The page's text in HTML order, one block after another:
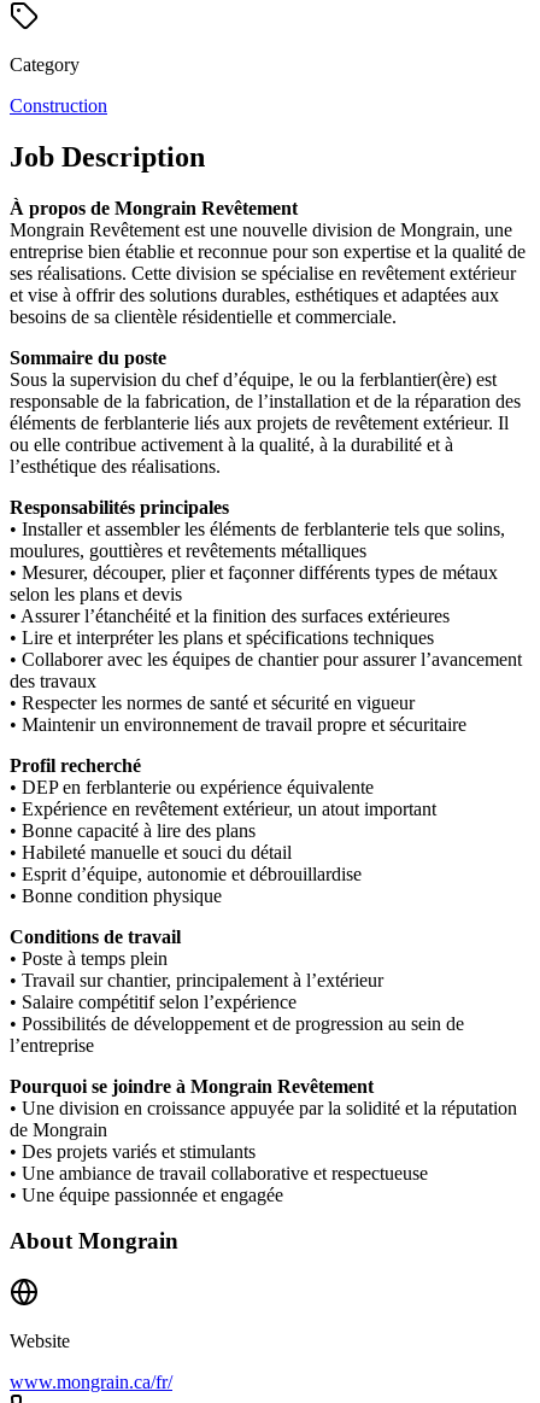
Category
Construction
Job Description
À propos de Mongrain Revêtement
Mongrain Revêtement est une nouvelle division de Mongrain, une
entreprise bien établie et reconnue pour son expertise et la qualité de
ses réalisations. Cette division se spécialise en revêtement extérieur
et vise à offrir des solutions durables, esthétiques et adaptées aux
besoins de sa clientèle résidentielle et commerciale.
Sommaire du poste
Sous la supervision du chef d’équipe, le ou la ferblantier(ère) est
responsable de la fabrication, de l’installation et de la réparation des
éléments de ferblanterie liés aux projets de revêtement extérieur. Il
ou elle contribue activement à la qualité, à la durabilité et à
l’esthétique des réalisations.
Responsabilités principales
• Installer et assembler les éléments de ferblanterie tels que solins,
moulures, gouttières et revêtements métalliques
• Mesurer, découper, plier et façonner différents types de métaux
selon les plans et devis
• Assurer l’étanchéité et la finition des surfaces extérieures
• Lire et interpréter les plans et spécifications techniques
• Collaborer avec les équipes de chantier pour assurer l’avancement
des travaux
• Respecter les normes de santé et sécurité en vigueur
• Maintenir un environnement de travail propre et sécuritaire
Profil recherché
• DEP en ferblanterie ou expérience équivalente
• Expérience en revêtement extérieur, un atout important
• Bonne capacité à lire des plans
• Habileté manuelle et souci du détail
• Esprit d’équipe, autonomie et débrouillardise
• Bonne condition physique
Conditions de travail
• Poste à temps plein
• Travail sur chantier, principalement à l’extérieur
• Salaire compétitif selon l’expérience
• Possibilités de développement et de progression au sein de
l’entreprise
Pourquoi se joindre à Mongrain Revêtement
• Une division en croissance appuyée par la solidité et la réputation
de Mongrain
• Des projets variés et stimulants
• Une ambiance de travail collaborative et respectueuse
• Une équipe passionnée et engagée
About Mongrain
Website
www.mongrain.ca/fr/